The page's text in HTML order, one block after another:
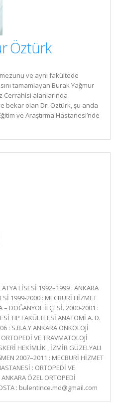
Öztürk
ve aynı fakültede
tamamlayan Burak Yağmur
Cerrahisi alanlarında
bekar olan Dr. Öztürk, şu anda
ve Araştırma Hastanesi’nde
LİSESİ 1992–1999 : ANKARA
1999-2000 : MECBURİ HİZMET
– DOĞANYOL İLÇESİ. 2000-2001 :
TIP FAKÜLTEESİ ANATOMİ A. D.
: S.B.A.Y ANKARA ONKOLOJİ
VE TRAVMATOLOJİ
HEKİMLİK , İZMİR GÜZELYALI
2007–2011 : MECBURİ HİZMET
: ORTOPEDİ VE
ÖZEL ORTOPEDİ
: bulentince.md@gmail.com